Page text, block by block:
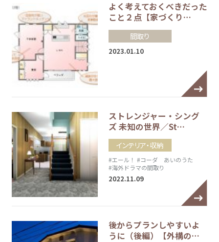
よく考えておくべきだった
こと２点【家づくり…
間取り
2023.01.10
ストレンジャー・シング
ズ 未知の世界／St…
インテリア・収納
#エール！ #コーダ あいのうた
#海外ドラマの間取り
2022.11.09
後からプランしやすいよ
うに（後編）【外構の…